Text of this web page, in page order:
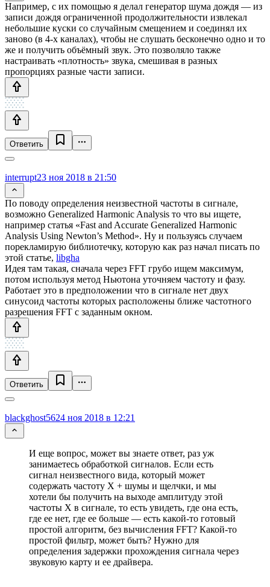
Например, с их помощью я делал генератор шума дождя — из
записи дождя ограниченной продолжительности извлекал
небольшие куски со случайным смещением и соединял их
заново (в 4-х каналах), чтобы не слушать бесконечно одно и то
же и получить объёмный звук. Это позволяло также
настраивать «плотность» звука, смешивая в разных
пропорциях разные части записи.
Ответить
interrupt23 ноя 2018 в 21:50
По поводу определения неизвестной частоты в сигнале,
возможно Generalized Harmonic Analysis то что вы ищете,
например статья «Fast and Accurate Generalized Harmonic
Analysis Using Newton’s Method». Ну и пользуясь случаем
порекламирую библиотечку, которую как раз начал писать по
этой статье, libgha
Идея там такая, сначала через FFT грубо ищем максимум,
потом используя метод Ньютона уточняем частоту и фазу.
Работает это в предположении что в сигнале нет двух
синусоид частоты которых расположены ближе частотного
разрешения FFT с заданным окном.
Ответить
blackghost5624 ноя 2018 в 12:21
И еще вопрос, может вы знаете ответ, раз уж
занимаетесь обработкой сигналов. Если есть
сигнал неизвестного вида, который может
содержать частоту X + шумы и щелчки, и мы
хотели бы получить на выходе амплитуду этой
частоты X в сигнале, то есть увидеть, где она есть,
где ее нет, где ее больше — есть какой-то готовый
простой алгоритм, без вычисления FFT? Какой-то
простой фильтр, может быть? Нужно для
определения задержки прохождения сигнала через
звуковую карту и ее драйвера.